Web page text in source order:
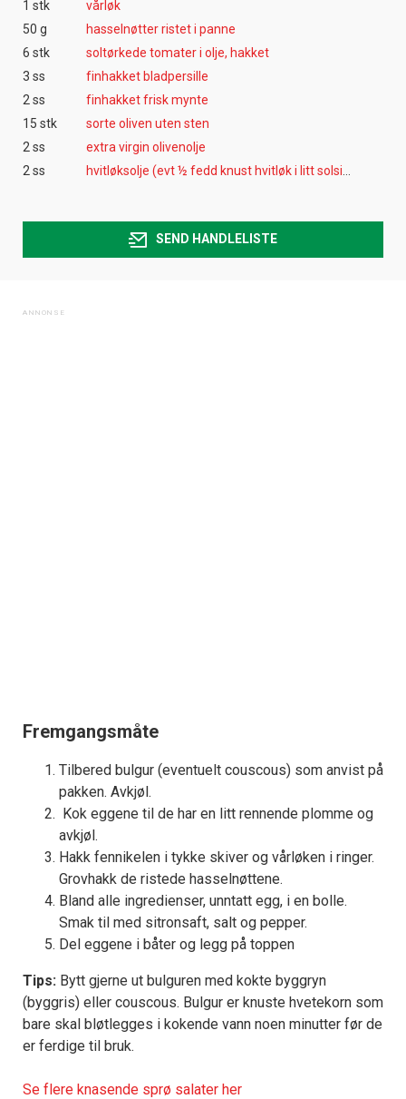
1 stk
vårløk
50 g
hasselnøtter ristet i panne
6 stk
soltørkede tomater i olje, hakket
3 ss
finhakket bladpersille
2 ss
finhakket frisk mynte
15 stk
sorte oliven uten sten
2 ss
extra virgin olivenolje
2 ss
SEND HANDLELISTE
Fremgangsmåte
Tilbered bulgur (eventuelt couscous) som anvist på
pakken. Avkjøl.
Kok eggene til de har en litt rennende plomme og
avkjøl.
Hakk fennikelen i tykke skiver og vårløken i ringer.
Grovhakk de ristede hasselnøttene.
Bland alle ingredienser, unntatt egg, i en bolle.
Smak til med sitronsaft, salt og pepper.
Del eggene i båter og legg på toppen
Tips: Bytt gjerne ut bulguren med kokte byggryn
(byggris) eller couscous. Bulgur er knuste hvetekorn som
bare skal bløtlegges i kokende vann noen minutter før de
er ferdige til bruk.
Se flere knasende sprø salater her